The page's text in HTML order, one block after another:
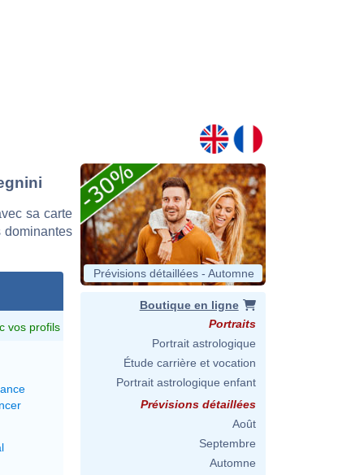
sa carte
vos profils
Prévisions détaillées - Automne
Boutique en ligne
Portraits
Portrait astrologique
Étude carrière et vocation
Portrait astrologique enfant
Prévisions détaillées
Août
Septembre
Automne